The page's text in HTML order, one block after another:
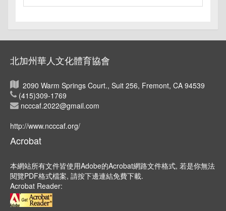
北加州華人文化體育協會
2090 Warm Springs Court., Suit 256, Fremont, CA 94539
(415)309-1769
ncccaf.2022@gmail.com
http://www.ncccaf.org/
Acrobat
本網站所有文件皆使用Adobe的Acrobat網路文件格式, 若是你無法
閱覽PDF格式檔案, 請按下邊連結免費下載.
Acrobat Reader: